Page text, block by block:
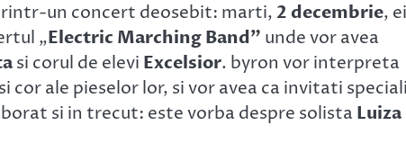
un concert deosebit: marti,2 decembrie, ei
„Electric Marching Band” unde vor avea
si corul de elevi Excelsior. byron vor interpreta
ale pieselor lor, si vor avea ca invitati
si in trecut: este vorba despre solista Luiza